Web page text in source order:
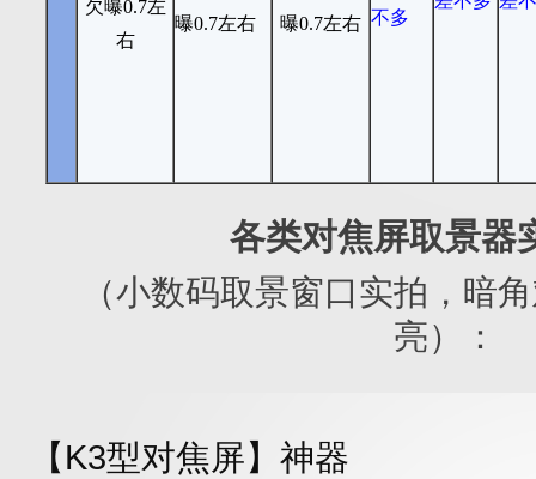
欠曝0.7左
右
曝0.7左右 曝0.7左右 不多
各类对焦屏取景器
（小数码取景窗口实拍，暗
亮）：
【K3型对焦屏】神器